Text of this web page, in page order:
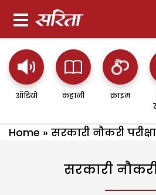
ऑडियो कहानी क्राइम
Home » सरकारी नौकरी परीक्षा
सरकारी नौकरी